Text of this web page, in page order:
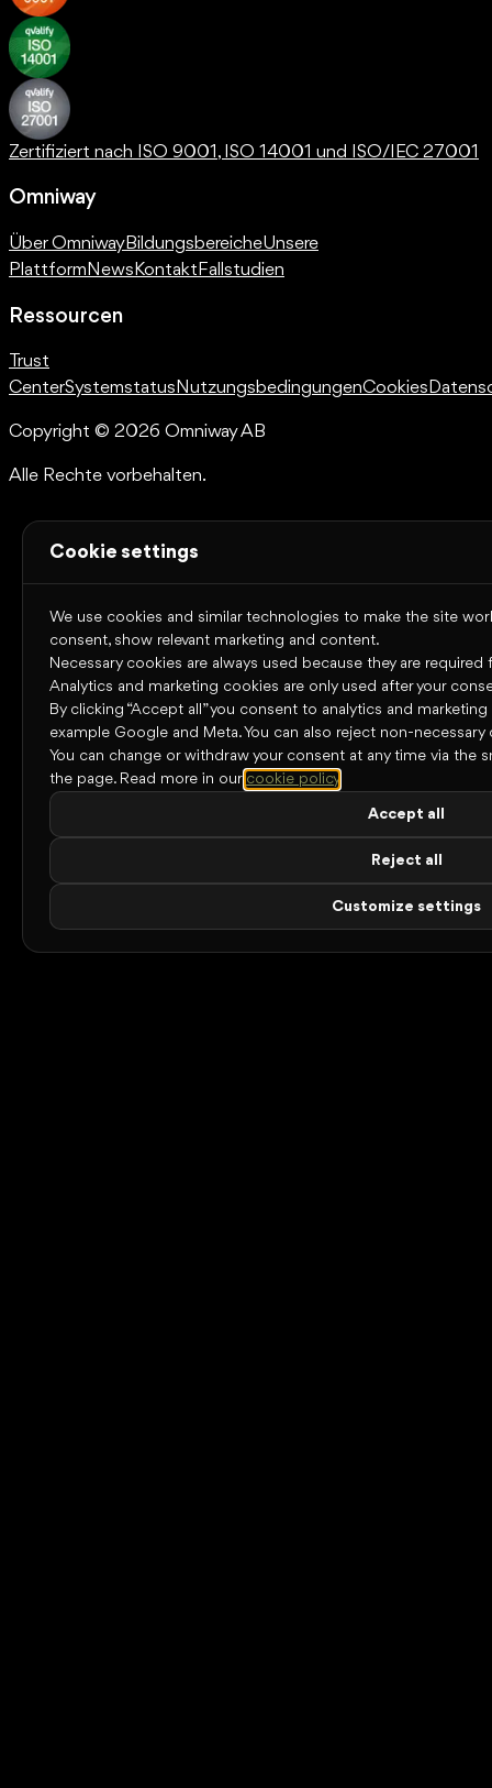
Zertifiziert nach ISO 9001, ISO 14001 und ISO/IEC 27001
Omniway
Über OmniwayBildungsbereicheUnsere
Plattform News Kontakt Fallstudien
Ressourcen
Trust
CenterSystemstatusNutzungsbedingungenCookies
Copyright © 2026 Omniway AB
Alle Rechte vorbehalten.
Cookie settings
We use cookies and similar technologies to make the site
consent, show relevant marketing and content.
Necessary cookies are always used because they are
Analytics and marketing cookies are only used after your
By clicking “Accept all” you consent to analytics and
example Google and Meta. You can also reject non-
You can change or withdraw your consent at any time via
the page. Read more in our cookie policy
Accept all
Reject all
Customize settings